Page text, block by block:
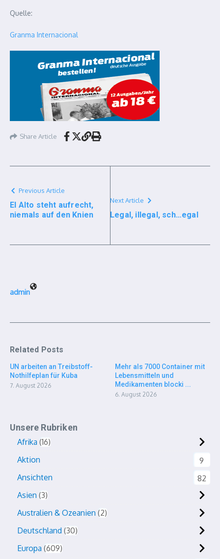
Quelle:
Granma Internacional
Share Article
Previous Article
El Alto steht aufrecht,
niemals auf den Knien
Next Article
Legal, illegal, sch…egal
admin
Related Posts
UN arbeiten an Treibstoff-
Nothilfeplan für Kuba
7. August 2026
Mehr als 7000 Container mit
Lebensmitteln und
Medikamenten blocki ...
6. August 2026
Unsere Rubriken
Afrika 16
Aktion
9
Ansichten
82
Asien 3
Australien & Ozeanien 2
Deutschland 30
Europa 609